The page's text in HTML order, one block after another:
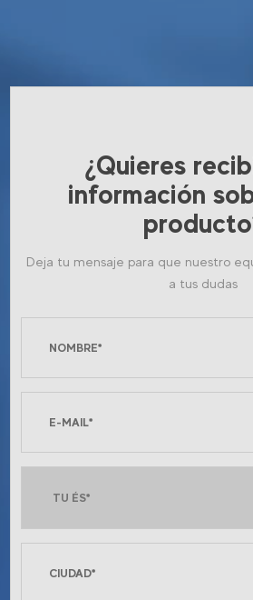
¿Quieres
información
Deja tu mensaje para que nuestro
a tus dudas